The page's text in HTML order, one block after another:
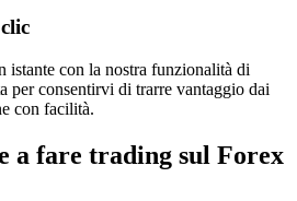
istante con la nostra funzionalità di
per consentirvi di trarre vantaggio dai
con facilità.
a fare trading sul Forex